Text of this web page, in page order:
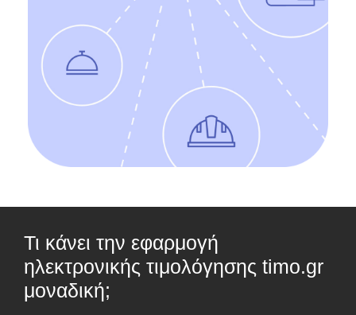
Τι κάνει την εφαρμογή
ηλεκτρονικής τιμολόγησης timo.gr
μοναδική;